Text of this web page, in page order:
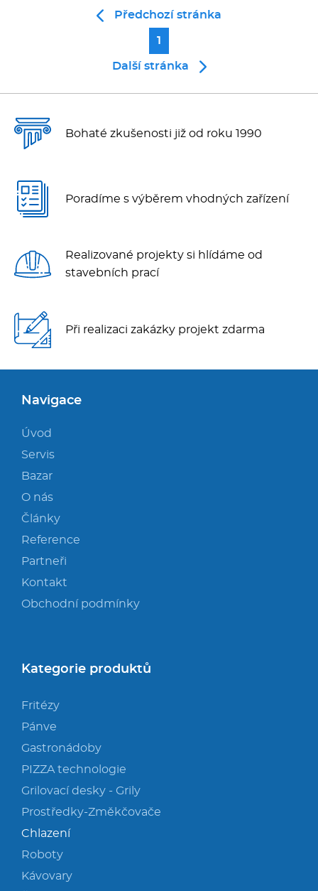
Předchozí stránka
1
Další stránka
Bohaté zkušenosti již od roku 1990
Poradíme s výběrem vhodných zařízení
Realizované projekty si hlídáme od
stavebních prací
Při realizaci zakázky projekt zdarma
Navigace
Úvod
Servis
Bazar
O nás
Články
Reference
Partneři
Kontakt
Obchodní podmínky
Kategorie produktů
Fritézy
Pánve
Gastronádoby
PIZZA technologie
Grilovací desky - Grily
Prostředky-Změkčovače
Chlazení
Roboty
Kávovary